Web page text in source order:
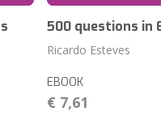
500 questions in
Ricardo Esteves
EBOOK
€ 7,61